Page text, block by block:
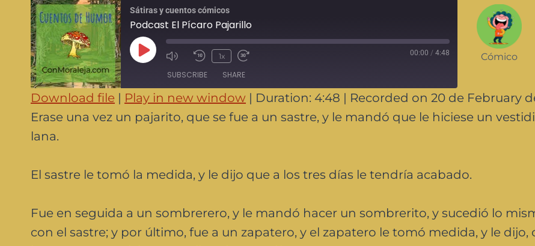
Cómico
Sátiras y cuentos cómicos
Podcast El Pícaro Pajarillo
1x 00:00 / 4:48
SUBSCRIBE SHARE
SHARE
LINK
Download file | Play in new window | Duration: 4:48 | Recorded on 20 de February
Erase una vez un pajarito, que se fue a un sastre, y le mandó que le hiciese un
lana.
El sastre le tomó la medida, y le dijo que a los tres días le tendría acabado.
Fue en seguida a un sombrerero, y le mandó hacer un sombrerito, y sucedió lo
con el sastre; y por último, fue a un zapatero, y el zapatero le tomó medida, y le dijo,